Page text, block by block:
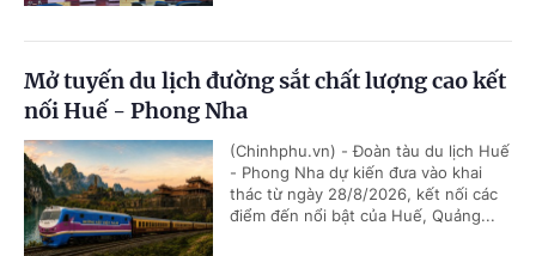
Mở tuyến du lịch đường sắt chất lượng cao kết
nối Huế - Phong Nha
(Chinhphu.vn) - Đoàn tàu du lịch Huế
- Phong Nha dự kiến đưa vào khai
thác từ ngày 28/8/2026, kết nối các
điểm đến nổi bật của Huế, Quảng...